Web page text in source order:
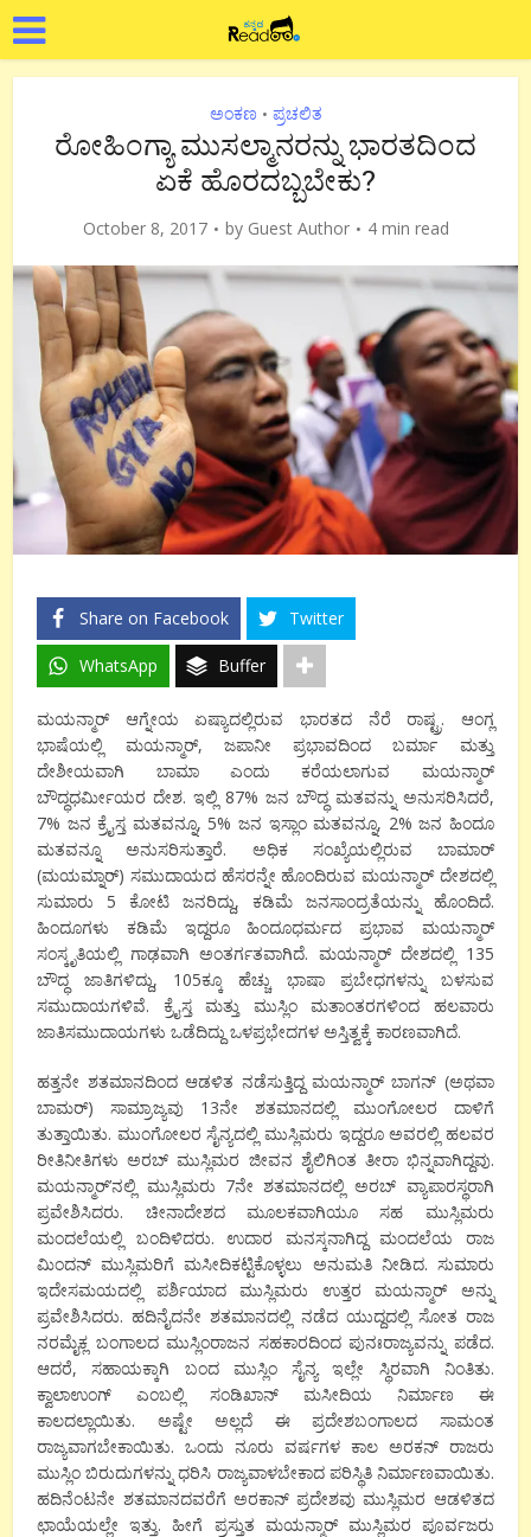
ಅಂಕಣ • ಪ್ರಚಲಿತ
ರೋಹಿಂಗ್ಯಾ ಮುಸಲ್ಮಾನರನ್ನು ಭಾರತದಿಂದ
ಏಕೆ ಹೊರದಬ್ಬಬೇಕು?
October 8, 2017 by Guest Author 4 min read
Share on Facebook Twitter
WhatsApp Buffer
ಮಯನ್ಮಾರ್ ಆಗ್ನೇಯ ಏಷ್ಯಾದಲ್ಲಿರುವ ಭಾರತದ ನೆರೆ ರಾಷ್ಟ್ರ. ಆಂಗ್ಲ
ಭಾಷೆಯಲ್ಲಿ ಮಯನ್ಮಾರ್, ಜಪಾನೀ ಪ್ರಭಾವದಿಂದ ಬರ್ಮಾ ಮತ್ತು
ದೇಶೀಯವಾಗಿ ಬಾಮಾ ಎಂದು ಕರೆಯಲಾಗುವ ಮಯನ್ಮಾರ್
ಬೌದ್ಧಧರ್ಮೀಯರ ದೇಶ. ಇಲ್ಲಿ 87% ಜನ ಬೌದ್ಧ ಮತವನ್ನು ಅನುಸರಿಸಿದರೆ,
7% ಜನ ಕ್ರೈಸ್ತ ಮತವನ್ನೂ, 5% ಜನ ಇಸ್ಲಾಂ ಮತವನ್ನೂ, 2% ಜನ ಹಿಂದೂ
ಮತವನ್ನೂ ಅನುಸರಿಸುತ್ತಾರೆ. ಅಧಿಕ ಸಂಖ್ಯೆಯಲ್ಲಿರುವ ಬಾಮಾರ್
(ಮಯಮ್ನಾರ್) ಸಮುದಾಯದ ಹೆಸರನ್ನೇ ಹೊಂದಿರುವ ಮಯನ್ಮಾರ್ ದೇಶದಲ್ಲಿ
ಸುಮಾರು 5 ಕೋಟಿ ಜನರಿದ್ದು, ಕಡಿಮೆ ಜನಸಾಂದ್ರತೆಯನ್ನು ಹೊಂದಿದೆ.
ಹಿಂದೂಗಳು ಕಡಿಮೆ ಇದ್ದರೂ ಹಿಂದೂಧರ್ಮದ ಪ್ರಭಾವ ಮಯನ್ಮಾರ್
ಸಂಸ್ಕೃತಿಯಲ್ಲಿ ಗಾಢವಾಗಿ ಅಂತರ್ಗತವಾಗಿದೆ. ಮಯನ್ಮಾರ್ ದೇಶದಲ್ಲಿ 135
ಬೌದ್ಧ ಜಾತಿಗಳಿದ್ದು, 105ಕ್ಕೂ ಹೆಚ್ಚು ಭಾಷಾ ಪ್ರಬೇಧಗಳನ್ನು ಬಳಸುವ
ಸಮುದಾಯಗಳಿವೆ. ಕ್ರೈಸ್ತ ಮತ್ತು ಮುಸ್ಲಿಂ ಮತಾಂತರಗಳಿಂದ ಹಲವಾರು
ಜಾತಿಸಮುದಾಯಗಳು ಒಡೆದಿದ್ದು ಒಳಪ್ರಭೇದಗಳ ಅಸ್ತಿತ್ವಕ್ಕೆ ಕಾರಣವಾಗಿದೆ.
ಹತ್ತನೇ ಶತಮಾನದಿಂದ ಆಡಳಿತ ನಡೆಸುತ್ತಿದ್ದ ಮಯನ್ಮಾರ್ ಬಾಗನ್ (ಅಥವಾ
ಬಾಮರ್) ಸಾಮ್ರಾಜ್ಯವು 13ನೇ ಶತಮಾನದಲ್ಲಿ ಮುಂಗೋಲರ ದಾಳಿಗೆ
ತುತ್ತಾಯಿತು. ಮುಂಗೋಲರ ಸೈನ್ಯದಲ್ಲಿ ಮುಸ್ಲಿಮರು ಇದ್ದರೂ ಅವರಲ್ಲಿ ಹಲವರ
ರೀತಿನೀತಿಗಳು ಅರಬ್ ಮುಸ್ಲಿಮರ ಜೀವನ ಶೈಲಿಗಿಂತ ತೀರಾ ಭಿನ್ನವಾಗಿದ್ದವು.
ಮಯನ್ಮಾರ್’ನಲ್ಲಿ ಮುಸ್ಲಿಮರು 7ನೇ ಶತಮಾನದಲ್ಲಿ ಅರಬ್ ವ್ಯಾಪಾರಸ್ಥರಾಗಿ
ಪ್ರವೇಶಿಸಿದರು. ಚೀನಾದೇಶದ ಮೂಲಕವಾಗಿಯೂ ಸಹ ಮುಸ್ಲಿಮರು
ಮಂದಲೆಯಲ್ಲಿ ಬಂದಿಳಿದರು. ಉದಾರ ಮನಸ್ಕನಾಗಿದ್ದ ಮಂದಲೆಯ ರಾಜ
ಮಿಂದನ್ ಮುಸ್ಲಿಮರಿಗೆ ಮಸೀದಿಕಟ್ಟಿಕೊಳ್ಳಲು ಅನುಮತಿ ನೀಡಿದ. ಸುಮಾರು
ಇದೇಸಮಯದಲ್ಲಿ ಪರ್ಶಿಯಾದ ಮುಸ್ಲಿಮರು ಉತ್ತರ ಮಯನ್ಮಾರ್ ಅನ್ನು
ಪ್ರವೇಶಿಸಿದರು. ಹದಿನೈದನೇ ಶತಮಾನದಲ್ಲಿ ನಡೆದ ಯುದ್ದದಲ್ಲಿ ಸೋತ ರಾಜ
ನರಮೈಕ್ಲ ಬಂಗಾಲದ ಮುಸ್ಲಿಂರಾಜನ ಸಹಕಾರದಿಂದ ಪುನಃರಾಜ್ಯವನ್ನು ಪಡೆದ.
ಆದರೆ, ಸಹಾಯಕ್ಕಾಗಿ ಬಂದ ಮುಸ್ಲಿಂ ಸೈನ್ಯ ಇಲ್ಲೇ ಸ್ಥಿರವಾಗಿ ನಿಂತಿತು.
ಕ್ವಾಲಾಉಂಗ್ ಎಂಬಲ್ಲಿ ಸಂಡಿಖಾನ್ ಮಸೀದಿಯ ನಿರ್ಮಾಣ ಈ
ಕಾಲದಲ್ಲಾಯಿತು. ಅಷ್ಟೇ ಅಲ್ಲದೆ ಈ ಪ್ರದೇಶಬಂಗಾಲದ ಸಾಮಂತ
ರಾಜ್ಯವಾಗಬೇಕಾಯಿತು. ಒಂದು ನೂರು ವರ್ಷಗಳ ಕಾಲ ಅರಕನ್ ರಾಜರು
ಮುಸ್ಲಿಂ ಬಿರುದುಗಳನ್ನು ಧರಿಸಿ ರಾಜ್ಯವಾಳಬೇಕಾದ ಪರಿಸ್ಥಿತಿ ನಿರ್ಮಾಣವಾಯಿತು.
ಹದಿನೆಂಟನೇ ಶತಮಾನದವರೆಗೆ ಅರಕಾನ್ ಪ್ರದೇಶವು ಮುಸ್ಲಿಮರ ಆಡಳಿತದ
ಛಾಯೆಯಲ್ಲೇ ಇತ್ತು. ಹೀಗೆ ಪ್ರಸ್ತುತ ಮಯನ್ಮಾರ್ ಮುಸ್ಲಿಮರ ಪೂರ್ವಜರು